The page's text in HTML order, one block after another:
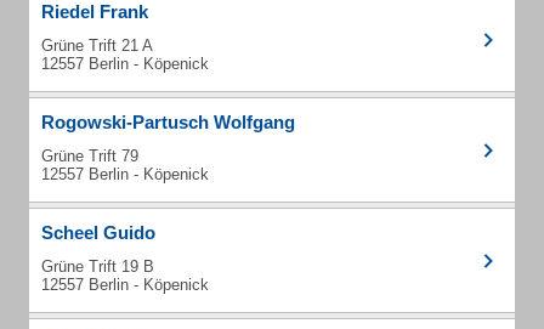
Riedel Frank
Grüne Trift 21 A
12557 Berlin - Köpenick
Rogowski-Partusch Wolfgang
Grüne Trift 79
12557 Berlin - Köpenick
Scheel Guido
Grüne Trift 19 B
12557 Berlin - Köpenick